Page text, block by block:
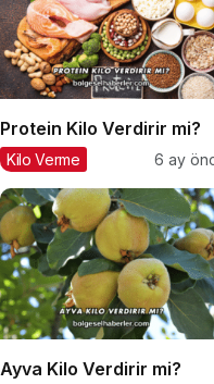
Protein Kilo Verdirir mi?
Kilo Verme 6 ay
Ayva Kilo Verdirir mi?